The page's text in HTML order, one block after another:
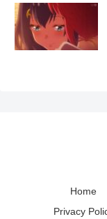
Home
Privacy